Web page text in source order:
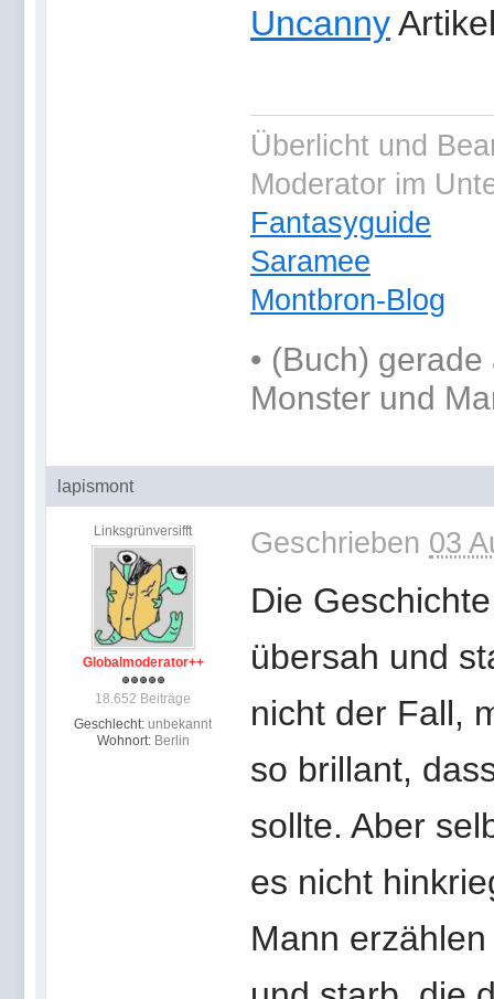
Uncanny
Überlicht und
Moderator im
Fantasyguide
Saramee
Montbron-Blog
• (Buch) gerade
Monster und
lapismont
Linksgrünversifft
Globalmoderator++
18.652 Beiträge
Geschlecht: unbekannt
Wohnort: Berlin
Geschrieben 03
Die
übersah und
nicht der Fall,
so brillant,
sollte. Aber
es nicht
Mann